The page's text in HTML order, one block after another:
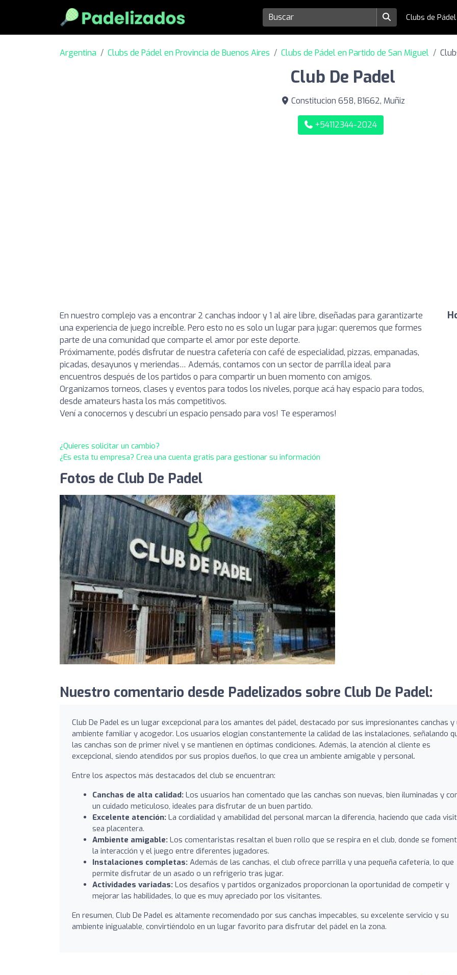
Clubs de Pádel
Argentina Clubs de Pádel en Provincia de Buenos Aires Clubs de Pádel en Partido de San Miguel
Club De Padel
Constitucion 658, B1662, Muñiz
+54112344-2024
En nuestro complejo vas a encontrar 2 canchas indoor y 1 al aire libre, diseñadas para garantizarte
una experiencia de juego increíble. Pero esto no es solo un lugar para jugar: queremos que formes
parte de una comunidad que comparte el amor por este deporte.
Próximamente, podés disfrutar de nuestra cafetería con café de especialidad, pizzas, empanadas,
picadas, desayunos y meriendas… Además, contamos con un sector de parrilla ideal para
encuentros después de los partidos o para compartir un buen momento con amigos.
Organizamos torneos, clases y eventos para todos los niveles, porque acá hay espacio para todos,
desde amateurs hasta los más competitivos.
Vení a conocernos y descubrí un espacio pensado para vos! Te esperamos!
¿Quieres solicitar un cambio?
¿Es esta tu empresa? Crea una cuenta gratis para gestionar su información
Fotos de Club De Padel
Nuestro comentario desde Padelizados sobre Club De Padel:
Club De Padel es un lugar excepcional para los amantes del pádel, destacado por sus impresionantes canchas y
ambiente familiar y acogedor. Los usuarios elogian constantemente la calidad de las instalaciones, señalando
las canchas son de primer nivel y se mantienen en óptimas condiciones. Además, la atención al cliente es
excepcional, siendo atendidos por sus propios dueños, lo que crea un ambiente amigable y personal.
Entre los aspectos más destacados del club se encuentran:
Canchas de alta calidad: Los usuarios han comentado que las canchas son nuevas, bien iluminadas y
un cuidado meticuloso, ideales para disfrutar de un buen partido.
Excelente atención: La cordialidad y amabilidad del personal marcan la diferencia, haciendo que cada
sea placentera.
Ambiente amigable: Los comentaristas resaltan el buen rollo que se respira en el club, donde se
la interacción y el juego entre diferentes jugadores.
Instalaciones completas: Además de las canchas, el club ofrece parrilla y una pequeña cafetería, lo que
permite disfrutar de un asado o un refrigerio tras jugar.
Actividades variadas: Los desafíos y partidos organizados proporcionan la oportunidad de competir y
mejorar las habilidades, lo que es muy apreciado por los visitantes.
En resumen, Club De Padel es altamente recomendado por sus canchas impecables, su excelente servicio y su
ambiente inigualable, convirtiéndolo en un lugar favorito para disfrutar del pádel en la zona.